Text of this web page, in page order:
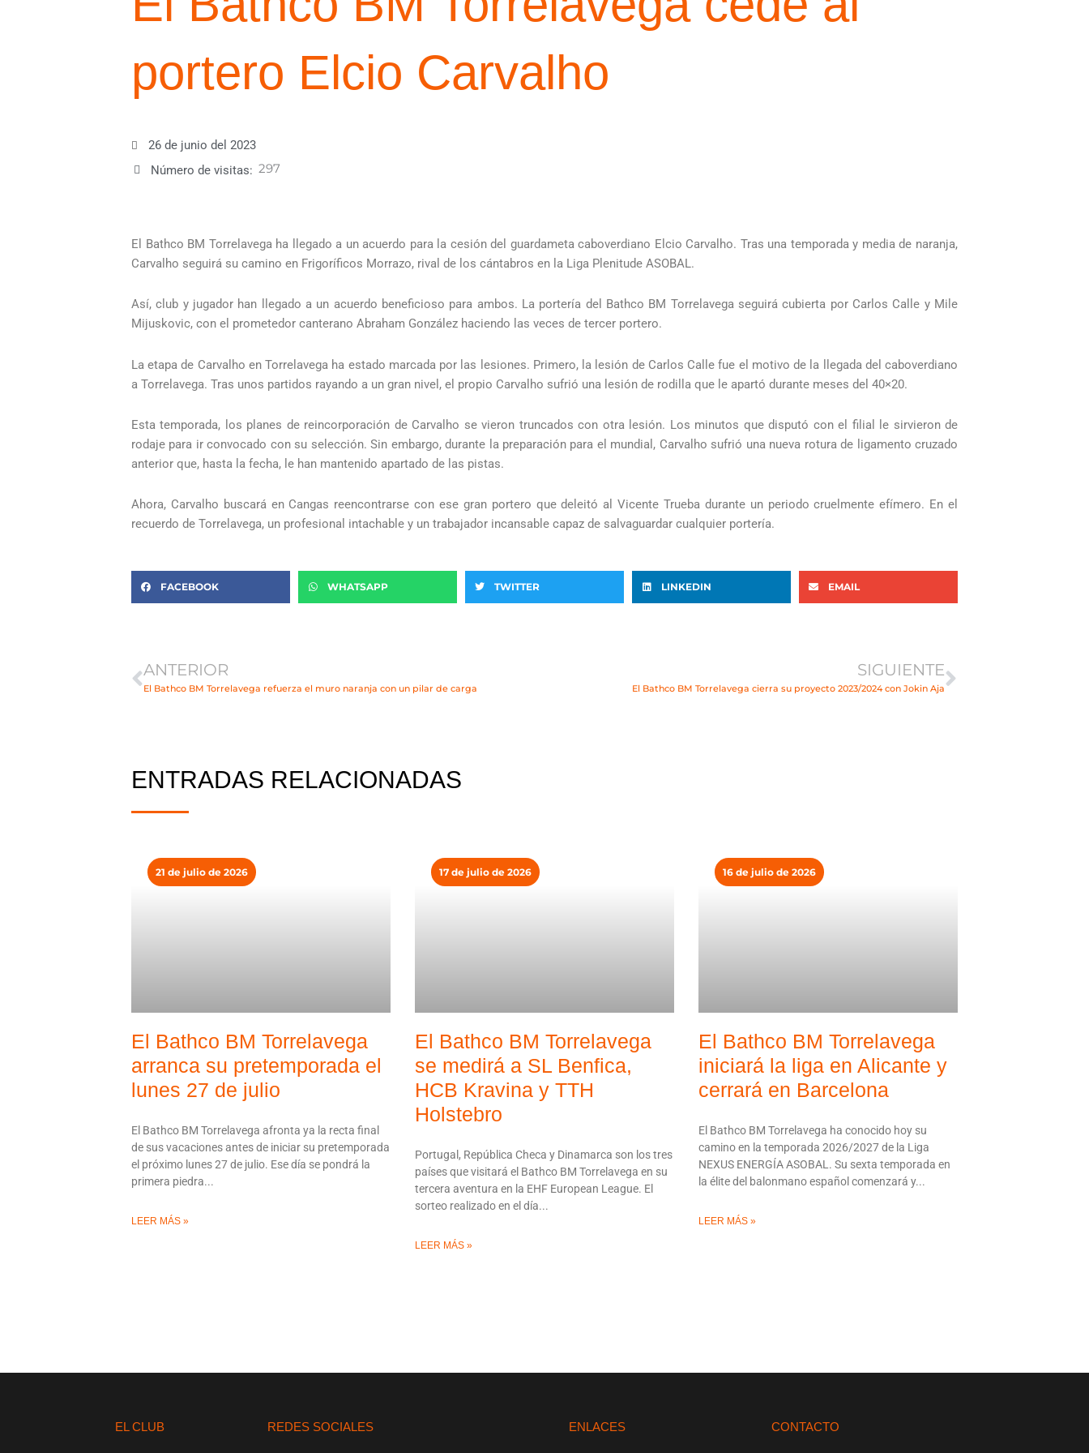
portero Elcio Carvalho
26 de junio del 2023
Número de visitas: 297
El Bathco BM Torrelavega ha llegado a un acuerdo para la cesión del guardameta caboverdiano Elcio Carvalho. Tras una temporada y media de naranja,
Carvalho seguirá su camino en Frigoríficos Morrazo, rival de los cántabros en la Liga Plenitude ASOBAL.
Así, club y jugador han llegado a un acuerdo beneficioso para ambos. La portería del Bathco BM Torrelavega seguirá cubierta por Carlos Calle y Mile
Mijuskovic, con el prometedor canterano Abraham González haciendo las veces de tercer portero.
La etapa de Carvalho en Torrelavega ha estado marcada por las lesiones. Primero, la lesión de Carlos Calle fue el motivo de la llegada del caboverdiano
a Torrelavega. Tras unos partidos rayando a un gran nivel, el propio Carvalho sufrió una lesión de rodilla que le apartó durante meses del 40×20.
Esta temporada, los planes de reincorporación de Carvalho se vieron truncados con otra lesión. Los minutos que disputó con el filial le sirvieron de
rodaje para ir convocado con su selección. Sin embargo, durante la preparación para el mundial, Carvalho sufrió una nueva rotura de ligamento cruzado
anterior que, hasta la fecha, le han mantenido apartado de las pistas.
Ahora, Carvalho buscará en Cangas reencontrarse con ese gran portero que deleitó al Vicente Trueba durante un periodo cruelmente efímero. En el
recuerdo de Torrelavega, un profesional intachable y un trabajador incansable capaz de salvaguardar cualquier portería.
FACEBOOK WHATSAPP TWITTER LINKEDIN EMAIL
ANTERIOR
El Bathco BM Torrelavega refuerza el muro naranja con un pilar de carga
SIGUIENTE
El Bathco BM Torrelavega cierra su proyecto 2023/2024 con Jokin Aja
ENTRADAS RELACIONADAS
El Bathco BM Torrelavega
arranca su pretemporada el
lunes 27 de julio
El Bathco BM Torrelavega afronta ya la recta final
de sus vacaciones antes de iniciar su pretemporada
el próximo lunes 27 de julio. Ese día se pondrá la
primera piedra
LEER MÁS »
21 de julio de 2026
El Bathco BM Torrelavega
se medirá a SL Benfica,
HCB Kravina y TTH
Holstebro
Portugal, República Checa y Dinamarca son los tres
países que visitará el Bathco BM Torrelavega en su
tercera aventura en la EHF European League. El
sorteo realizado en el día
LEER MÁS »
17 de julio de 2026
El Bathco BM Torrelavega
iniciará la liga en Alicante y
cerrará en Barcelona
El Bathco BM Torrelavega ha conocido hoy su
camino en la temporada 2026/2027 de la Liga
NEXUS ENERGÍA ASOBAL. Su sexta temporada en
la élite del balonmano español comenzará y
LEER MÁS »
16 de julio de 2026
EL CLUB REDES SOCIALES ENLACES CONTACTO